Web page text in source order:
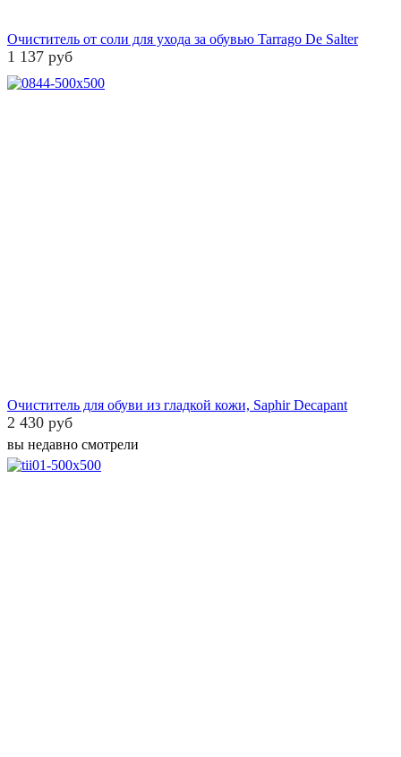
Очиститель от соли для ухода за обувью Tarrago De Salter
1 137 руб
Очиститель для обуви из гладкой кожи, Saphir Decapant
2 430 руб
вы недавно смотрели